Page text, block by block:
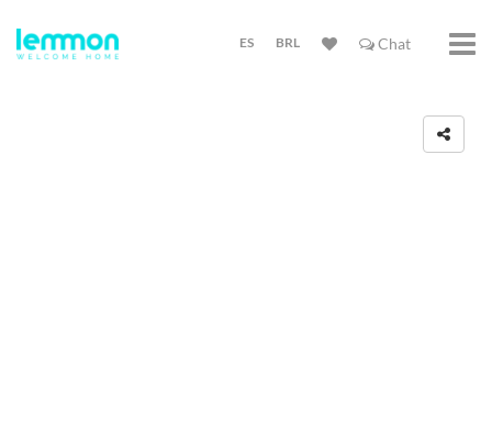
ES BRL Chat